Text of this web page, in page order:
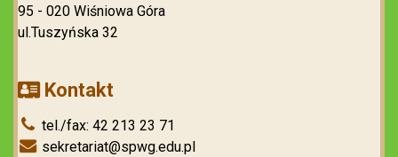
95 - 020 Wiśniowa Góra
ul.Tuszyńska 32
Kontakt
tel./fax: 42 213 23 71
sekretariat@spwg.edu.pl